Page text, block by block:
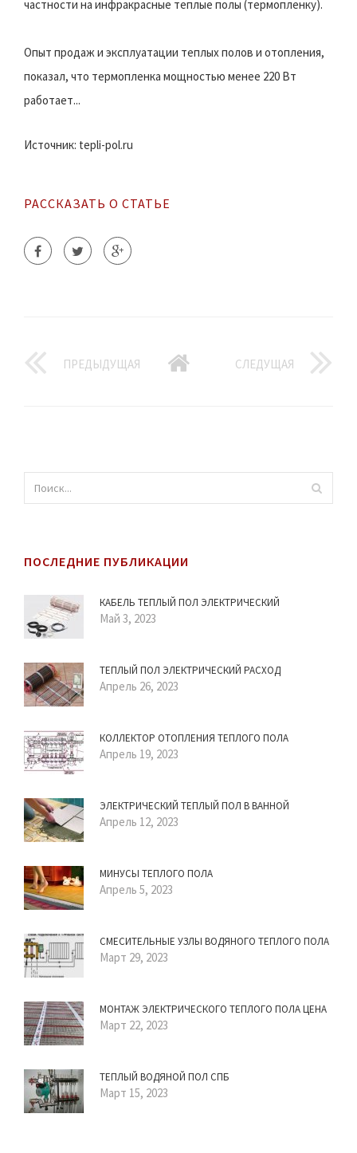
частности на инфракрасные теплые полы (термопленку).
Опыт продаж и эксплуатации теплых полов и отопления,
показал, что термопленка мощностью менее 220 Вт
работает...
Источник: tepli-pol.ru
РАССКАЗАТЬ О СТАТЬЕ
ПРЕДЫДУЩАЯ СЛЕДУЩАЯ
ПОСЛЕДНИЕ ПУБЛИКАЦИИ
КАБЕЛЬ ТЕПЛЫЙ ПОЛ ЭЛЕКТРИЧЕСКИЙ
Май 3, 2023
ТЕПЛЫЙ ПОЛ ЭЛЕКТРИЧЕСКИЙ РАСХОД
Апрель 26, 2023
КОЛЛЕКТОР ОТОПЛЕНИЯ ТЕПЛОГО ПОЛА
Апрель 19, 2023
ЭЛЕКТРИЧЕСКИЙ ТЕПЛЫЙ ПОЛ В ВАННОЙ
Апрель 12, 2023
МИНУСЫ ТЕПЛОГО ПОЛА
Апрель 5, 2023
СМЕСИТЕЛЬНЫЕ УЗЛЫ ВОДЯНОГО ТЕПЛОГО ПОЛА
Март 29, 2023
МОНТАЖ ЭЛЕКТРИЧЕСКОГО ТЕПЛОГО ПОЛА ЦЕНА
Март 22, 2023
ТЕПЛЫЙ ВОДЯНОЙ ПОЛ СПБ
Март 15, 2023